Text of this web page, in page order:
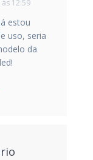
12:59
estou
uso, seria
da